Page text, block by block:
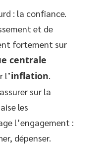
: la confiance.
et de
fortement sur
centrale
l’inflation
sur la
les
l’engagement :
dépenser.